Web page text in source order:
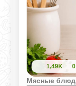
1,49K 0
Мясные